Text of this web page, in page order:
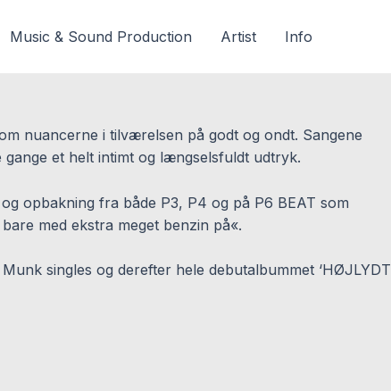
Music & Sound Production Artist Info
nuancerne i tilværelsen på godt og ondt. Sangene
et helt intimt og længselsfuldt udtryk.
opbakning fra både P3, P4 og på P6 BEAT som
med ekstra meget benzin på«.
singles og derefter hele debutalbummet ‘HØJLYDT